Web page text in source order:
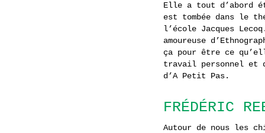
Elle a tout d’abord
est tombée dans le
l’école Jacques
amoureuse
ça pour être ce
travail personnel et
d’A Petit Pas.
FRÉDÉRIC
Autour de nous les